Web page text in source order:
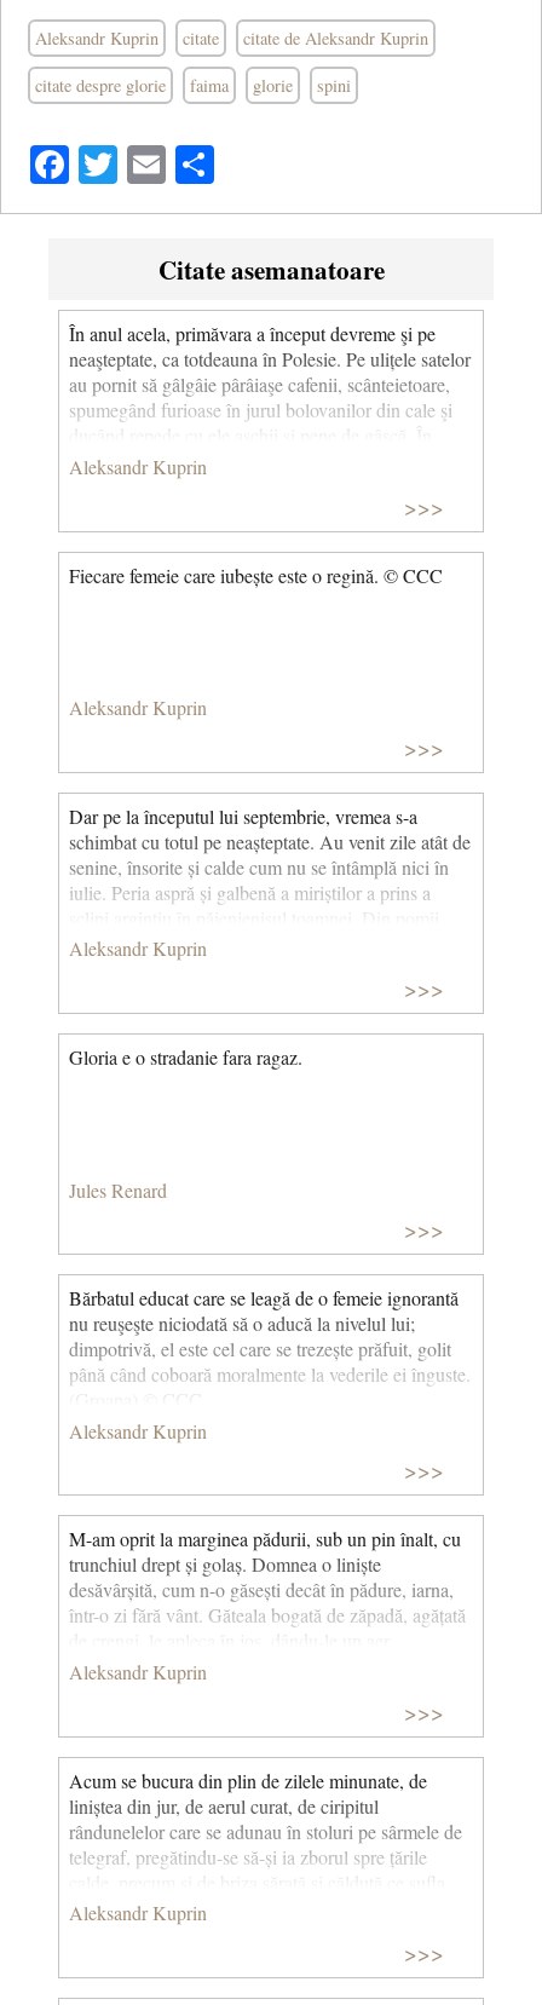
Aleksandr Kuprin citate citate de Aleksandr Kuprin
citate despre glorie faima glorie spini
Facebook
Twitter
Email
Citate asemanatoare
În anul acela, primăvara a început devreme şi pe
neaşteptate, ca totdeauna în Polesie. Pe ulițele satelor
au pornit să gâlgâie pârâiaşe cafenii, scânteietoare,
spumegând furioase în jurul bolovanilor din cale şi
ducând repede cu ele aşchii şi pene de gâscă. În
băltoacele uriașe se oglindea cerul albastru, pe care
pluteau, rostogolindu-se, nori albi şi rotunzi.
Streşinile au pornit să cânte. Vrăbiile gureşe, adunate
în stoluri pe sălciile de lângă drum, ciripeau asurzitor.
Pretutindeni se simțea clocotul voios şi nestăpânit al
vieţii. (Olesia, cap. IV)
Aleksandr Kuprin
>>>
Fiecare femeie care iubește este o regină. © CCC
Aleksandr Kuprin
>>>
Dar pe la începutul lui septembrie, vremea s-a
schimbat cu totul pe neașteptate. Au venit zile atât de
senine, însorite și calde cum nu se întâmplă nici în
iulie. Peria aspră și galbenă a miriștilor a prins a
sclipi argintiu în păienjenișul toamnei. Din pomii,
acum nemișcați, cădeau fără zgomot frunzele
galbene. (Brățara de granate)
Aleksandr Kuprin
>>>
Gloria e o stradanie fara ragaz.
Jules Renard
>>>
Bărbatul educat care se leagă de o femeie ignorantă
nu reuşeşte niciodată să o aducă la nivelul lui;
dimpotrivă, el este cel care se trezește prăfuit, golit
până când coboară moralmente la vederile ei înguste.
Aleksandr Kuprin
>>>
M-am oprit la marginea pădurii, sub un pin înalt, cu
trunchiul drept și golaș. Domnea o liniște
desăvârșită, cum n-o găsești decât în pădure, iarna,
într-o zi fără vânt. Găteala bogată de zăpadă, agățată
sărbătoresc și rece. Din când în când, câte-o crenguță
plăpândă se rupea din creștetul vreunui copac și o
auzeai deslușit cum atinge în cădere alte crengi, cu
un trosnet ușor. În soare, zăpada scânteia trandafirie,
iar în umbră, părea albastră. Cuprins de farmecul
acestei tăceri solemne și înghețate, mi se părea că
simt cum se scurge timpul încet și lin… (Olesia, cap.
XI)
Aleksandr Kuprin
>>>
Acum se bucura din plin de zilele minunate, de
liniștea din jur, de aerul curat, de ciripitul
rândunelelor care se adunau în stoluri pe sârmele de
telegraf, pregătindu-se să-și ia zborul spre țările
calde, precum și de briza sărată și călduță ce sufla
domol dinspre mare. (Brățara de granate)
Aleksandr Kuprin
>>>